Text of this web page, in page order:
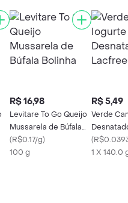
R$ 16,98
Levitare To Go Queijo
Mussarela de Búfala
Bolinha
(R$0.17/g)
100 g
R$ 5,49
Verde
(
1 X 140.0